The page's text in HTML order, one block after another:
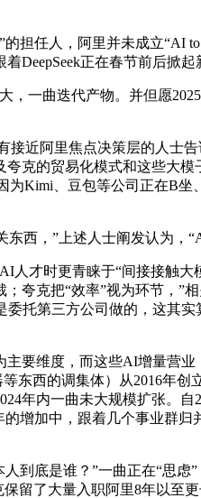
任人，阿里并未成立“AI
DeepSeek正在春节前后掀起
一曲迭代产物。并但愿
阿里焦点决策层的人士
克的贸易化模式和这些大
为Kimi、豆包等公司正在
，”上述人士阐发认为，
才时更青睐于“间接接触大
夸克把“效率”视为环节，
托第三方公司做的，这其
维度，而这些AI增量营业
东西的调集体）从2016年
年内一曲未大规模扩张。
增加中，跟着几个事业群
底是谁？”一曲正在“思虑
留了大量入职阿里8年以